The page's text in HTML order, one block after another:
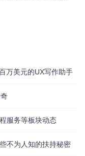
万美元的UX写作助手
服务等板块动态
不为人知的扶持秘密